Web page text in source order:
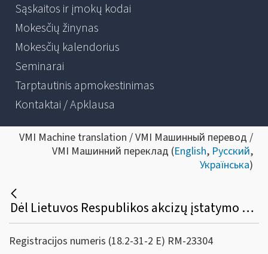
Sąskaitos ir įmokų kodai
Mokesčių žinynas
Mokesčių kalendorius
Seminarai
Tarptautinis apmokestinimas
Kontaktai / Apklausa
VMI Machine translation / VMI Машинный перевод /
VMI Машинний переклад (English, Русский,
Українська)
Dėl Lietuvos Respublikos akcizų įstatymo pakeitimo 2019-07-30
Registracijos numeris (18.2-31-2 E) RM-23304